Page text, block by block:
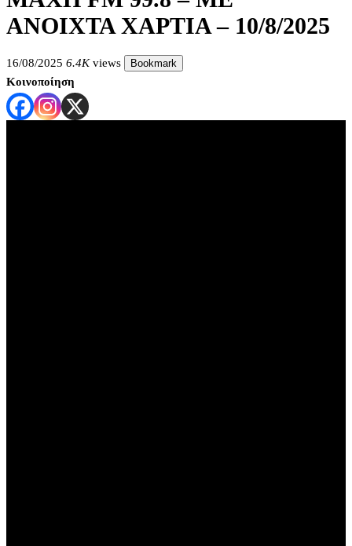
ΑΝΟΙΧΤΑ ΧΑΡΤΙΑ – 10/8/2025
16/08/2025 6.4Kviews Bookmark
Κοινοποίηση